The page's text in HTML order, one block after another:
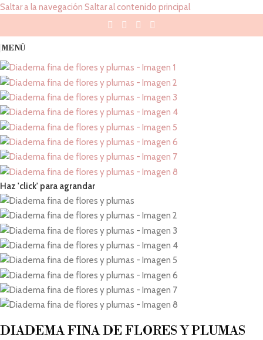
Saltar a la navegación Saltar al contenido principal
MENÚ
Haz 'click' para agrandar
DIADEMA FINA DE FLORES Y PLUMAS